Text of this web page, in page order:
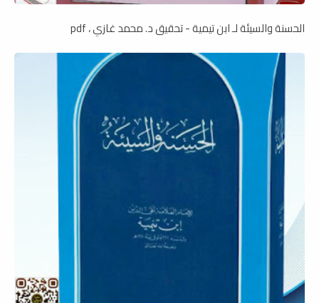
الحسنة والسيئة لـ ابن تيمية - تحقيق د. محمد غازي ، pdf